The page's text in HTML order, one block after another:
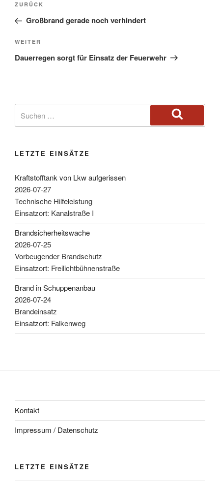
ZURÜCK
Großbrand gerade noch verhindert
WEITER
Dauerregen sorgt für Einsatz der Feuerwehr
LETZTE EINSÄTZE
Kraftstofftank von Lkw aufgerissen
2026-07-27
Technische Hilfeleistung
Einsatzort: Kanalstraße I
Brandsicherheitswache
2026-07-25
Vorbeugender Brandschutz
Einsatzort: Freilichtbühnenstraße
Brand in Schuppenanbau
2026-07-24
Brandeinsatz
Einsatzort: Falkenweg
Kontakt
Impressum / Datenschutz
LETZTE EINSÄTZE